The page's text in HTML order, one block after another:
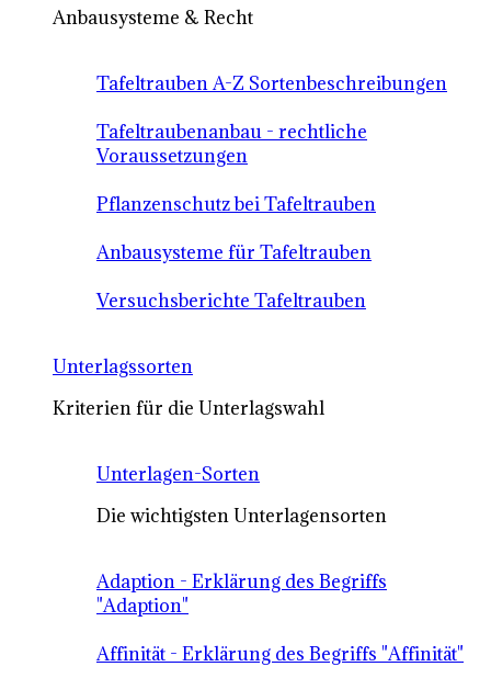
Anbausysteme & Recht
Tafeltrauben A-Z Sortenbeschreibungen
Tafeltraubenanbau - rechtliche
Voraussetzungen
Pflanzenschutz bei Tafeltrauben
Anbausysteme für Tafeltrauben
Versuchsberichte Tafeltrauben
Unterlagssorten
Kriterien für die Unterlagswahl
Unterlagen-Sorten
Die wichtigsten Unterlagensorten
Adaption - Erklärung des Begriffs
"Adaption"
Affinität - Erklärung des Begriffs "Affinität"